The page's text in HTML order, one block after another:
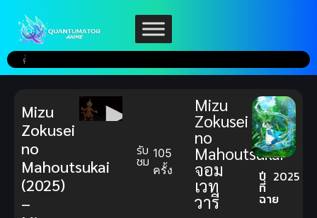
รับ
ชม 105
ครั้ง
Mizu
Zokusei
no
Mahoutsukai
จอม
เวท
วารี
ปี
ที่
ฉาย
2025
Mizu
Zokusei
no
Mahoutsukai
(2025)
–